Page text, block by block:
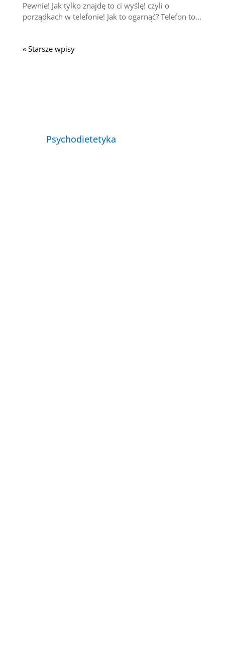
Pewnie! Jak tylko znajdę to ci wyślę! czyli o
porządkach w telefonie! Jak to ogarnąć? Telefon to...
« Starsze wpisy
Psychodietetyka